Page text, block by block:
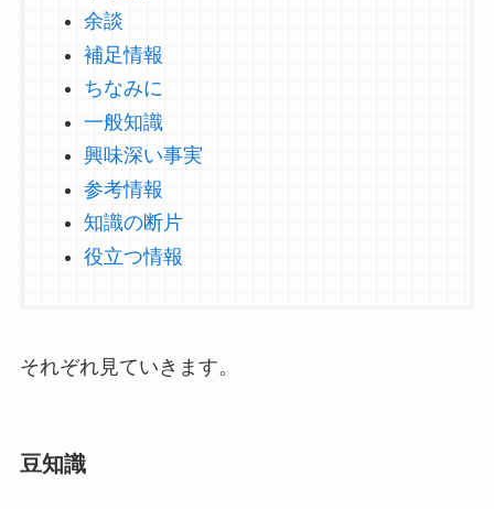
余談
補足情報
ちなみに
一般知識
興味深い事実
参考情報
知識の断片
役立つ情報
それぞれ見ていきます。
豆知識